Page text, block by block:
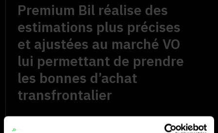
Premium Bil réalise des
estimations plus précises
et ajustées au marché VO
lui permettant de prendre
les bonnes d’achat
transfrontalier